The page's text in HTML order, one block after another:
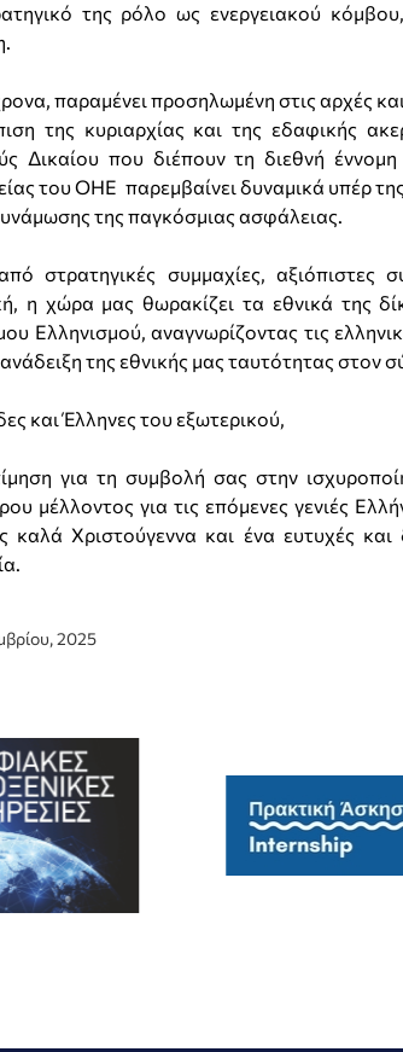
της ρόλο ως ενεργειακού
παραμένει προσηλωμένη στις αρχές
της κυριαρχίας και της εδαφικής
Δικαίου που διέπουν τη διεθνή
του ΟΗΕ παρεμβαίνει δυναμικά υπέρ
της παγκόσμιας ασφάλειας.
στρατηγικές συμμαχίες, αξιόπιστες
η χώρα μας θωρακίζει τα εθνικά της
Ελληνισμού, αναγνωρίζοντας τις
ανάδειξη της εθνικής μας ταυτότητας στον
και Έλληνες του εξωτερικού,
για τη συμβολή σας στην
μέλλοντος για τις επόμενες γενιές
καλά Χριστούγεννα και ένα ευτυχές
2025